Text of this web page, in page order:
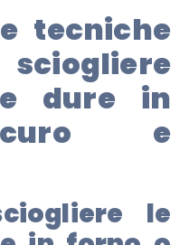
tecniche
dure in
e
le